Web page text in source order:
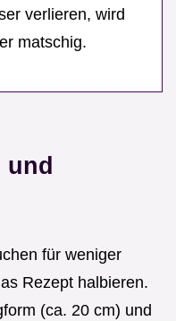
verlieren, wird
matschig.
und
für weniger
Rezept halbieren.
(ca. 20 cm) und